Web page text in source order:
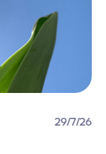
29/7/26